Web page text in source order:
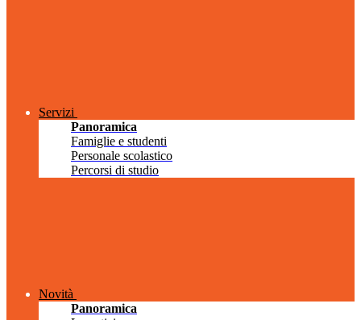
Servizi
Panoramica
Famiglie e studenti
Personale scolastico
Percorsi di studio
Novità
Panoramica